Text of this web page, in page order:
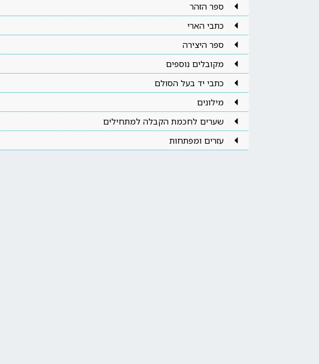
ספר הזהר
כתבי הארי
ספר היצירה
מקובלים נוספים
כתבי יד בעל הסולם
מילונים
שערים לחכמת הקבלה למתחילים
עזרים ומפתחות